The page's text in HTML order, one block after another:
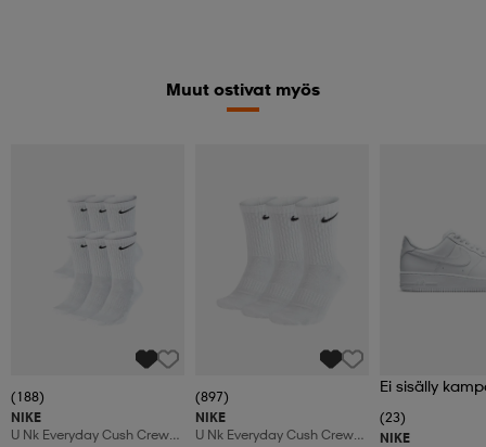
Muut ostivat myös
(188)
NIKE
U Nk Everyday Cush Crew
(897)
NIKE
U Nk Everyday Cush Crew
Ei sisälly
(23)
NIKE